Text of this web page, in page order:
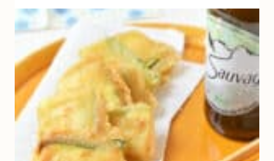
CHOCOLAT
YAOURT
GREC
–
SANS
SORBETIÈRE